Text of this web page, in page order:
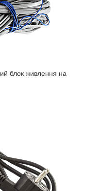
блок живлення на